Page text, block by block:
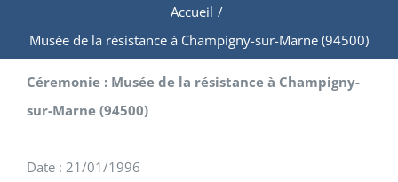
Accueil /
Musée de la résistance à Champigny-sur-Marne (94500)
Céremonie : Musée de la résistance à Champigny-
sur-Marne (94500)
Date : 21/01/1996